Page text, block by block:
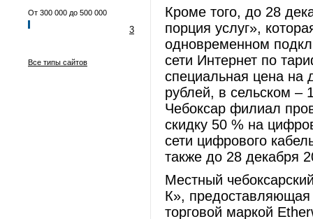
От 300 000 до 500 000
3
Все типы сайтов
Кроме того, до 28
порция услуг»,
одновременном
сети Интернет по
специальная цена на
рублей, в сельском –
Чебоксар филиал
скидку 50 % на
сети цифрового
также до 28 декабря
Местный
К», предоставляющая
торговой маркой